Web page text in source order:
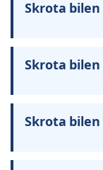
Skrota
Skrota bilen
Skrota